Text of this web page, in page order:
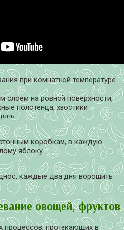
при комнатной температуре
слоем на ровной поверхности,
полотенца, хвостики
коробкам, в каждую
яблоку
каждые два дня ворошить
овощей, фруктов
процессов, протекающих в